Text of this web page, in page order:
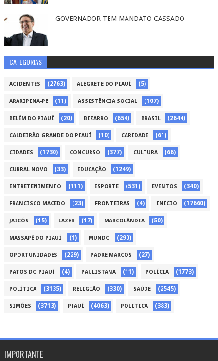
GOVERNADOR TEM MANDATO CASSADO
CATEGORIAS
ACIDENTES (2763) ALEGRETE DO PIAUÍ (5)
ARARIPINA-PE (11) ASSISTÊNCIA SOCIAL (107)
BELÉM DO PIAUÍ (20) BIZARRO (654) BRASIL (2644)
CALDEIRÃO GRANDE DO PIAUÍ (10) CARIDADE (61)
CIDADES (1730) CONCURSO (377) CULTURA (66)
CURRAL NOVO (33) EDUCAÇÃO (1249)
ENTRETENIMENTO (111) ESPORTE (531) EVENTOS (340)
FRANCISCO MACEDO (23) FRONTEIRAS (4) INÍCIO (17660)
JAICÓS (15) LAZER (17) MARCOLÂNDIA (50)
MASSAPÊ DO PIAUÍ (1) MUNDO (290)
OPORTUNIDADES (229) PADRE MARCOS (27)
PATOS DO PIAUÍ (4) PAULISTANA (11) POLÍCIA (1773)
POLÍTICA (3135) RELIGIÃO (330) SAÚDE (2545)
SIMÕES (3713) PIAUÍ (4063) POLITICA (383)
IMPORTANTE